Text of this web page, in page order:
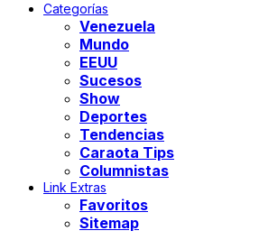
Categorías
Venezuela
Mundo
EEUU
Sucesos
Show
Deportes
Tendencias
Caraota Tips
Columnistas
Link Extras
Favoritos
Sitemap